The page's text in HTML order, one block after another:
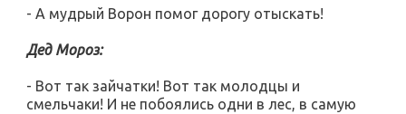
- А мудрый Ворон помог дорогу отыскать!
Дед Мороз:
- Вот так зайчатки! Вот так молодцы и
смельчаки! И не побоялись одни в лес, в самую